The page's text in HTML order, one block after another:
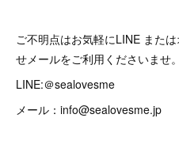
ご不明点はお気軽にLINE また
せメールをご利用くださいませ。
LINE:＠sealovesme
メール：info@sealovesme.jp